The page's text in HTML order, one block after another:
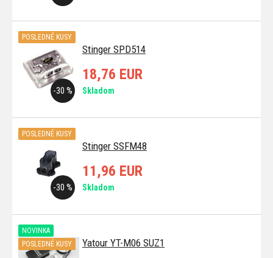
Stinger SPD514
-30 %
POSLEDNÉ KUSY
18,76 EUR
Skladom
Stinger SSFM48
-30 %
POSLEDNÉ KUSY
11,96 EUR
Skladom
Yatour YT-M06 SUZ1
NOVINKA
POSLEDNÉ KUSY